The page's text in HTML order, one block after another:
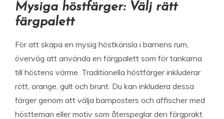
Mysiga höstfärger: Välj rätt
färgpalett
För att skapa en mysig höstkänsla i barnens rum,
överväg att använda en färgpalett som för tankarna
till höstens värme. Traditionella höstfärger inkluderar
rött, orange, gult och brunt. Du kan inkludera dessa
färger genom att välja barnposters och affischer med
höstteman eller motiv som återspeglar den färgprakt